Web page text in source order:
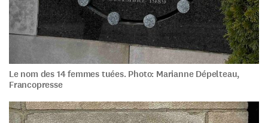
Le nom des 14 femmes tuées. Photo: Marianne Dépelteau,
Francopresse